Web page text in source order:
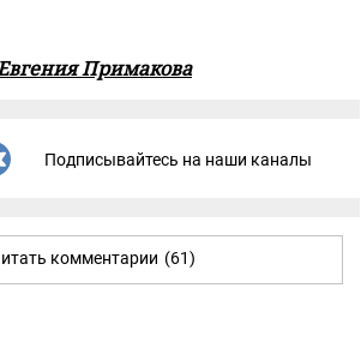
Примакова
Подписывайтесь на наши каналы
комментарии (61)